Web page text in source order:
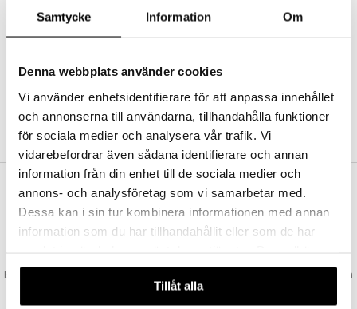
Samtycke Information Om
Denna webbplats använder cookies
Vi använder enhetsidentifierare för att anpassa innehållet
och annonserna till användarna, tillhandahålla funktioner
för sociala medier och analysera vår trafik. Vi
vidarebefordrar även sådana identifierare och annan
information från din enhet till de sociala medier och
annons- och analysföretag som vi samarbetar med.
Dessa kan i sin tur kombinera informationen med annan
information som du har tillhandahållit eller som de har
våra cookies vid fortsatt användande av vår webbplats.
Tillåt alla
Abonnemang
Bevaka produkter
Recensera produkter
SKAPA KUND
VAD KOSTAR FRAKTEN?
Vi erbjuder fri frakt från 350 kr. Vår gräns för fraktfri leverans bestäms
utifån vilken avdelning du handlar från. Läs mer här »
Beställningar lagda före 14:00 (gäller varor i lager) skickas normalt ut från
oss samma dag.